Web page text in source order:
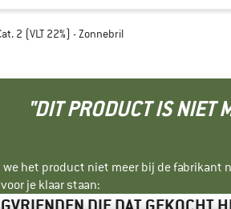
2 (VLT 22%) - Zonnebril
"DIT PRODUCT IS NIET
het product niet meer bij de fabrikant
je klaar staan: